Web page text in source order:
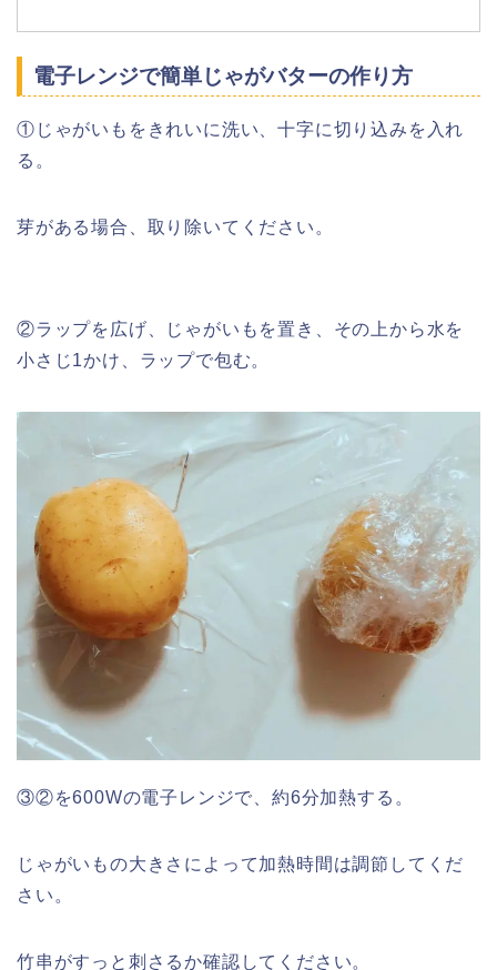
電子レンジで簡単じゃがバターの作り方
①じゃがいもをきれいに洗い、十字に切り込みを入れ
る。
芽がある場合、取り除いてください。
②ラップを広げ、じゃがいもを置き、その上から水を
小さじ1かけ、ラップで包む。
③②を600Wの電子レンジで、約6分加熱する。
じゃがいもの大きさによって加熱時間は調節してくだ
さい。
竹串がすっと刺さるか確認してください。